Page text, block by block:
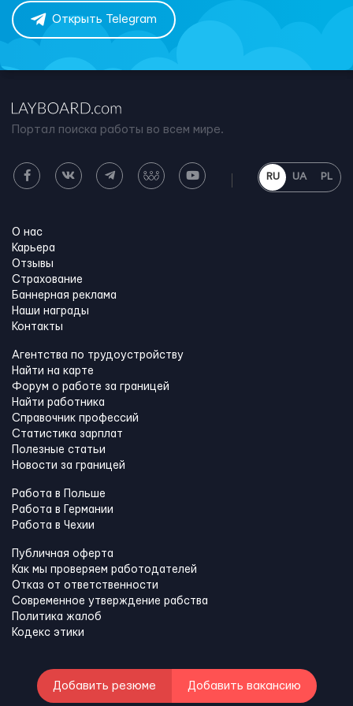
Открыть Telegram
Портал поиска работы во всем мире.
RU UA PL
О нас
Карьера
Отзывы
Страхование
Баннерная реклама
Наши награды
Контакты
Агентства по трудоустройству
Найти на карте
Форум о работе за границей
Найти работника
Справочник профессий
Статистика зарплат
Полезные статьи
Новости за границей
Работа в Польше
Работа в Германии
Работа в Чехии
Публичная оферта
Как мы проверяем работодателей
Отказ от ответственности
Современное утверждение рабства
Политика жалоб
Кодекс этики
Добавить резюме Добавить вакансию